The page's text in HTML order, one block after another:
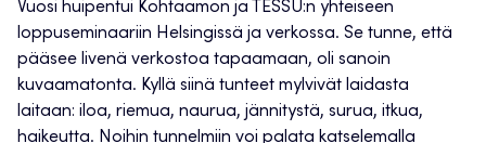
Vuosi huipentui Kohtaamon ja TESSU:n yhteiseen
loppuseminaariin Helsingissä ja verkossa. Se tunne, että
pääsee livenä verkostoa tapaamaan, oli sanoin
kuvaamatonta. Kyllä siinä tunteet mylvivät laidasta
laitaan: iloa, riemua, naurua, jännitystä, surua, itkua,
haikeutta. Noihin tunnelmiin voi palata katselemalla